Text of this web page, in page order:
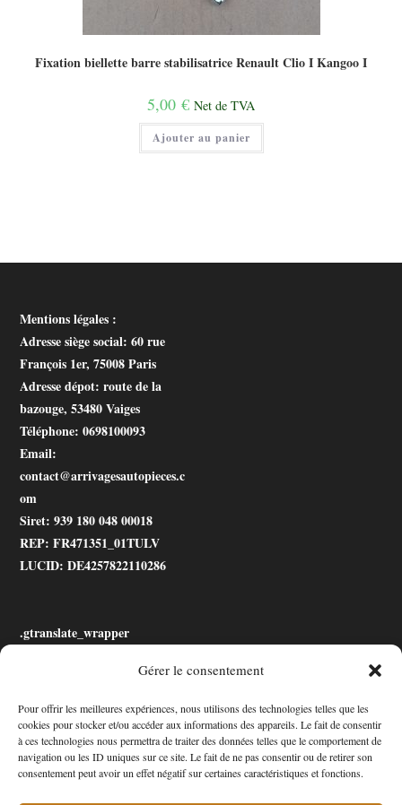
Gérer le consentement
Pour offrir les meilleures expériences, nous utilisons des technologies telles que les
cookies pour stocker et/ou accéder aux informations des appareils. Le fait de consentir
à ces technologies nous permettra de traiter des données telles que le comportement de
navigation ou les ID uniques sur ce site. Le fait de ne pas consentir ou de retirer son
consentement peut avoir un effet négatif sur certaines caractéristiques et fonctions.
Fixation biellette barre stabilisatrice Renault Clio I Kangoo I
5,00 € Net de TVA
Ajouter au panier
Mentions légales :
Adresse siège social: 60 rue
François 1er, 75008 Paris
Adresse dépot: route de la
bazouge, 53480 Vaiges
Téléphone: 0698100093
Email:
contact@arrivagesautopieces.c
om
Siret: 939 180 048 00018
REP: FR471351_01TULV
LUCID: DE4257822110286
.gtranslate_wrapper
Mon Compte
Contact